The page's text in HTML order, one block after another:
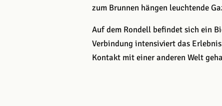
zum Brunnen hängen leuchtende
Auf dem Rondell befindet sich ein
Verbindung intensiviert das
Kontakt mit einer anderen Welt